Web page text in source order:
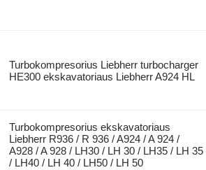
Turbokompresorius Liebherr turbocharger
HE300 ekskavatoriaus Liebherr A924 HL
Turbokompresorius ekskavatoriaus
Liebherr R936 / R 936 / A924 / A 924 /
A928 / A 928 / LH30 / LH 30 / LH35 / LH 35
/ LH40 / LH 40 / LH50 / LH 50